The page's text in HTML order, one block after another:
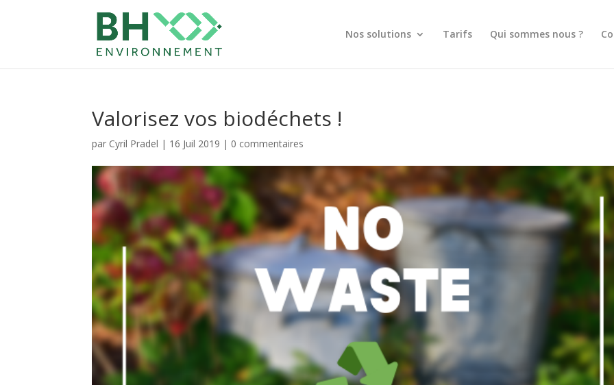
Nos solutions Tarifs Qui sommes nous ?
Valorisez vos biodéchets !
par Cyril Pradel | 16 Juil 2019 | 0 commentaires